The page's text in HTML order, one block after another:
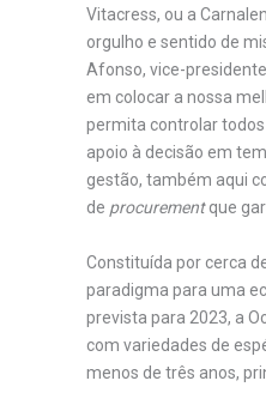
Vitacress, ou a
orgulho e sentido de
Afonso, vice-
em colocar a nossa
permita controlar
apoio à decisão em
gestão, também aqui
de procurementque
Constituída por cerca
paradigma para uma
prevista para 2023, a
com variedades de
menos de três anos,